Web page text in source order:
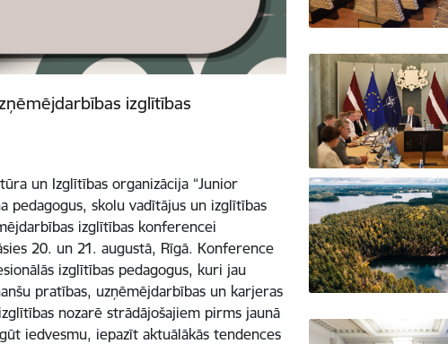
izglītības
un Izglītības organizācija “Junior
pedagogus, skolu vadītājus un izglītības
izglītības konferencei
20. un 21. augustā, Rīgā. Konference
izglītības pedagogus, kuri jau
pratības, uzņēmējdarbības un karjeras
nozarē strādājošajiem pirms jaunā
iedvesmu, iepazīt aktuālākās tendences